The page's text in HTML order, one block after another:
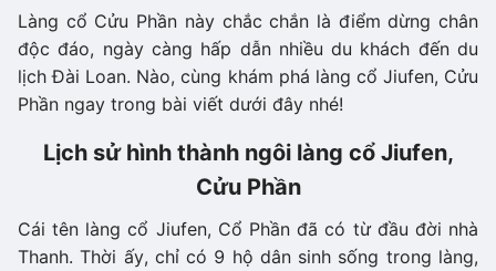
Làng cổ Cửu Phần này chắc chắn là điểm dừng chân
độc đáo, ngày càng hấp dẫn nhiều du khách đến du
lịch Đài Loan. Nào, cùng khám phá làng cổ Jiufen, Cửu
Phần ngay trong bài viết dưới đây nhé!
Lịch sử hình thành ngôi làng cổ Jiufen,
Cửu Phần
Cái tên làng cổ Jiufen, Cổ Phần đã có từ đầu đời nhà
Thanh. Thời ấy, chỉ có 9 hộ dân sinh sống trong làng,